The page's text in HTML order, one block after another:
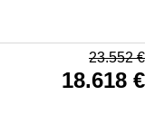
23.552€
18.618 €